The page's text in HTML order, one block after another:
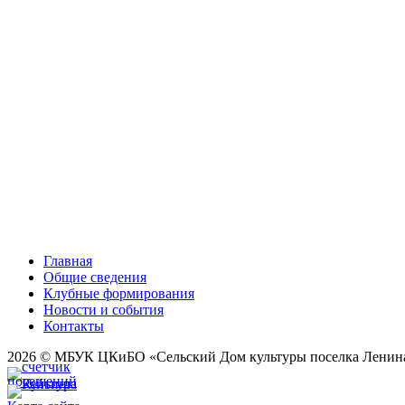
Главная
Общие сведения
Клубные формирования
Новости и события
Контакты
2026 © МБУК ЦКиБО «Сельский Дом культуры поселка